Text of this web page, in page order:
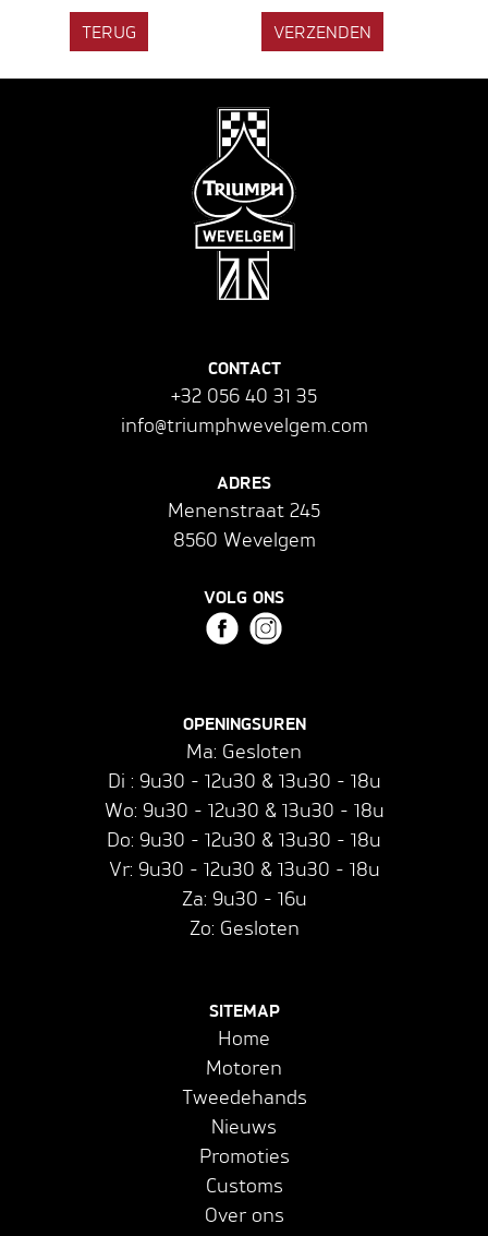
TERUG
CONTACT
+32 056 40 31 35
info@triumphwevelgem.com
ADRES
Menenstraat 245
8560 Wevelgem
VOLG ONS
OPENINGSUREN
Ma: Gesloten
Di : 9u30 - 12u30 & 13u30 - 18u
Wo: 9u30 - 12u30 & 13u30 - 18u
Do: 9u30 - 12u30 & 13u30 - 18u
Vr: 9u30 - 12u30 & 13u30 - 18u
Za: 9u30 - 16u
Zo: Gesloten
SITEMAP
Home
Motoren
Tweedehands
Nieuws
Promoties
Customs
Over ons